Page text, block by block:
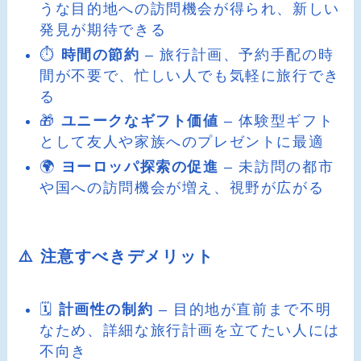
うな目的地への訪問機会が得られ、新しい
発見が期待できる
⏱️ 時間の節約 – 旅行計画、予約手配の時
間が不要で、忙しい人でも気軽に旅行でき
る
🎁 ユニークなギフト価値 – 体験型ギフト
として友人や家族へのプレゼントに最適
🌍 ヨーロッパ探索の促進 – 未訪問の都市
や国への訪問機会が増え、視野が広がる
⚠️ 注意すべきデメリット
🗓️ 計画性の制約 – 目的地が直前まで不明
なため、詳細な旅行計画を立てたい人には
不向き